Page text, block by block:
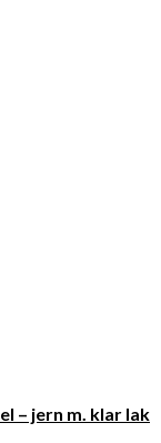
– jern m. klar lak